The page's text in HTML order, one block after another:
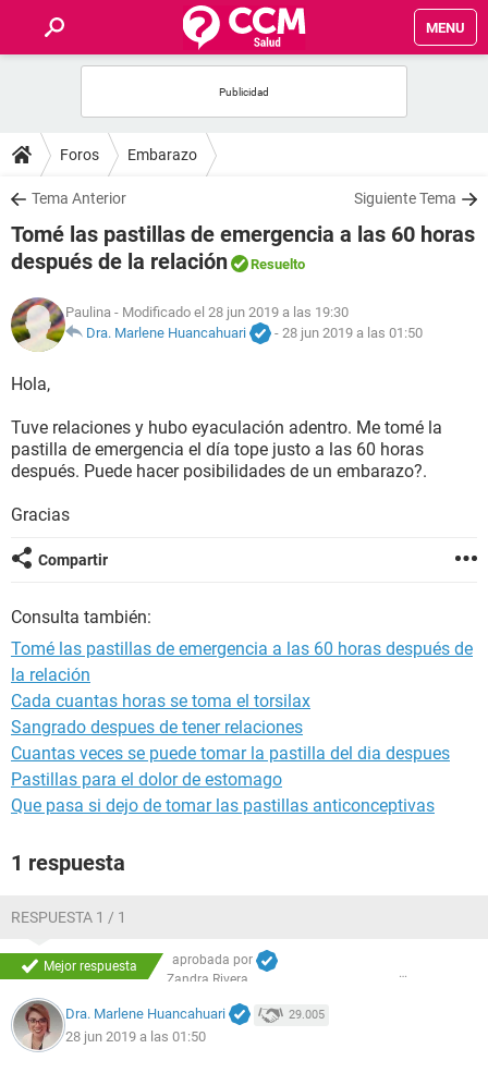
MENU
FOROS
SALUD
FAMILIA
NUTRICIÓN
SEXUALIDAD
GLOSARIO
Foros Embarazo
Tema Anterior Siguiente Tema
Tomé las pastillas de emergencia a las 60 horas
después de la relación
Resuelto
Paulina - Modificado el 28 jun 2019 a las 19:30
Dra. Marlene Huancahuari
- 28 jun 2019 a las 01:50
Hola,
Tuve relaciones y hubo eyaculación adentro. Me tomé la
pastilla de emergencia el día tope justo a las 60 horas
después. Puede hacer posibilidades de un embarazo?.
Gracias
Compartir
Consulta también:
Tomé las pastillas de emergencia a las 60 horas después de
la relación
Cada cuantas horas se toma el torsilax
Sangrado despues de tener relaciones
Cuantas veces se puede tomar la pastilla del dia despues
Pastillas para el dolor de estomago
Que pasa si dejo de tomar las pastillas anticonceptivas
1 respuesta
RESPUESTA 1 / 1
Mejor respuesta
aprobada por
Zandra Rivera
Dra. Marlene Huancahuari 29.005
28 jun 2019 a las 01:50